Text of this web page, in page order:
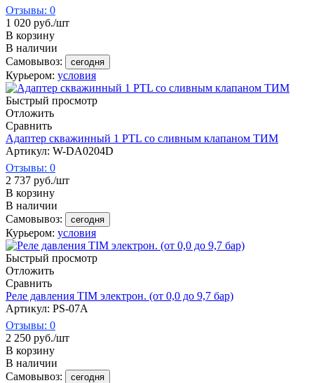
Отзывы: 0
1 020 руб./шт
В корзину
В наличии
Самовывоз:
сегодня
Курьером: условия
Быстрый просмотр
Отложить
Сравнить
Адаптер скважинный 1 PTL со сливным клапаном ТИМ
Артикул: W-DA0204D
Отзывы: 0
2 737 руб./шт
В корзину
В наличии
Самовывоз:
сегодня
Курьером: условия
Быстрый просмотр
Отложить
Сравнить
Реле давления TIM электрон. (от 0,0 до 9,7 бар)
Артикул: PS-07A
Отзывы: 0
2 250 руб./шт
В корзину
В наличии
Самовывоз:
сегодня